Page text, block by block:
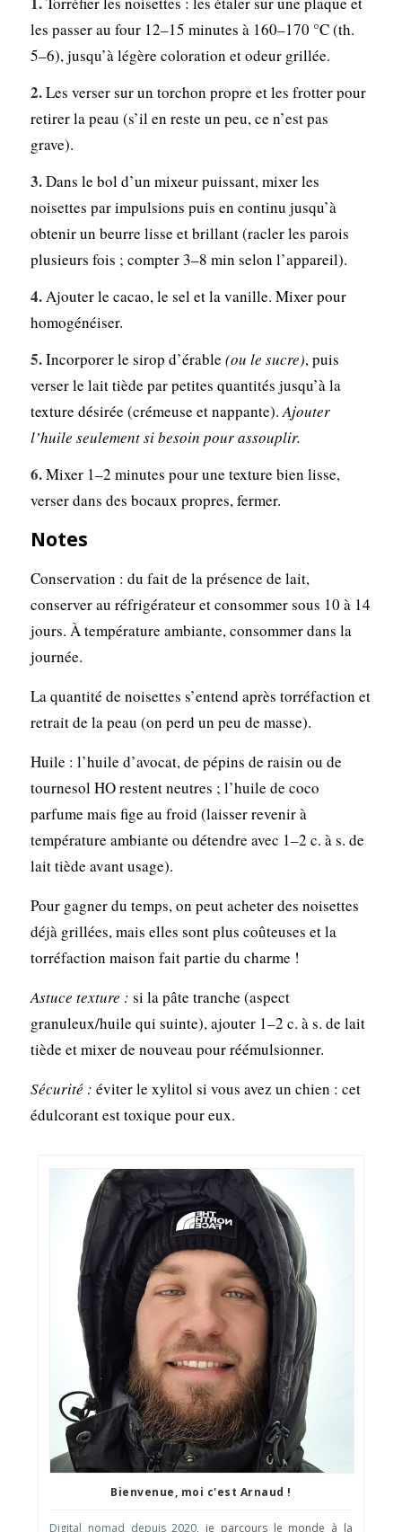
les passer au four 12–15 minutes à 160–170 °C (th.
5–6), jusqu’à légère coloration et odeur grillée.
Les verser sur un torchon propre et les frotter pour
retirer la peau (s’il en reste un peu, ce n’est pas
grave).
Dans le bol d’un mixeur puissant, mixer les
noisettes par impulsions puis en continu jusqu’à
obtenir un beurre lisse et brillant (racler les parois
plusieurs fois ; compter 3–8 min selon l’appareil).
Ajouter le cacao, le sel et la vanille. Mixer pour
homogénéiser.
Incorporer le sirop d’érable (ou le sucre), puis
verser le lait tiède par petites quantités jusqu’à la
texture désirée (crémeuse et nappante).Ajouter
l’huile seulement si besoin pour assouplir.
Mixer 1–2 minutes pour une texture bien lisse,
verser dans des bocaux propres, fermer.
Notes
Conservation : du fait de la présence de lait,
conserver au réfrigérateur et consommer sous 10 à 14
jours. À température ambiante, consommer dans la
journée.
La quantité de noisettes s’entend après torréfaction et
retrait de la peau (on perd un peu de masse).
Huile : l’huile d’avocat, de pépins de raisin ou de
tournesol HO restent neutres ; l’huile de coco
parfume mais fige au froid (laisser revenir à
température ambiante ou détendre avec 1–2 c. à s. de
lait tiède avant usage).
Pour gagner du temps, on peut acheter des noisettes
déjà grillées, mais elles sont plus coûteuses et la
torréfaction maison fait partie du charme !
Astuce texture : si la pâte tranche (aspect
granuleux/huile qui suinte), ajouter 1–2 c. à s. de lait
tiède et mixer de nouveau pour réémulsionner.
Sécurité : éviter le xylitol si vous avez un chien : cet
édulcorant est toxique pour eux.
Bienvenue, moi c'est Arnaud !
Digital nomad depuis 2020, je parcours le monde à la